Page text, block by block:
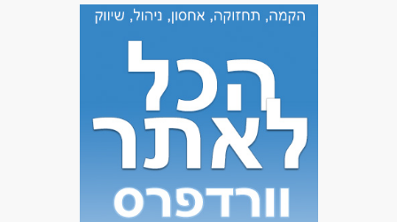
דרושים בתחום
מכונות, ייצור ותעשיה - טכנאי /הנדסאי מכונות
מאפייני משרה
עד שנה ניסיון
משרה מלאה